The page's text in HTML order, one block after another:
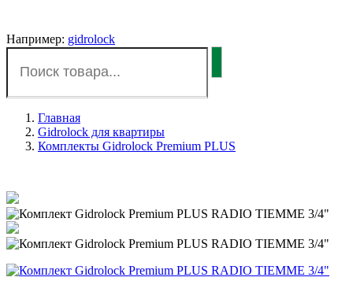
Например: gidrolock
Главная
Gidrolock для квартиры
Комплекты Gidrolock Premium PLUS